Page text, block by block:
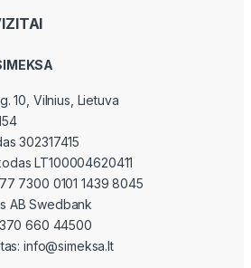
10, Vilnius, Lietuva
302317415
LT100004620411
7300 0101 1439 8045
AB Swedbank
660 44500
info@simeksa.lt